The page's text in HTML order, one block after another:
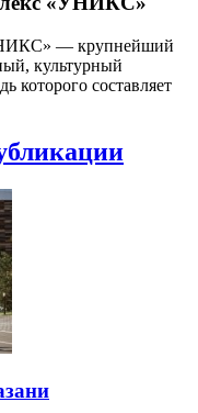
— крупнейший
культурный
которого составляет